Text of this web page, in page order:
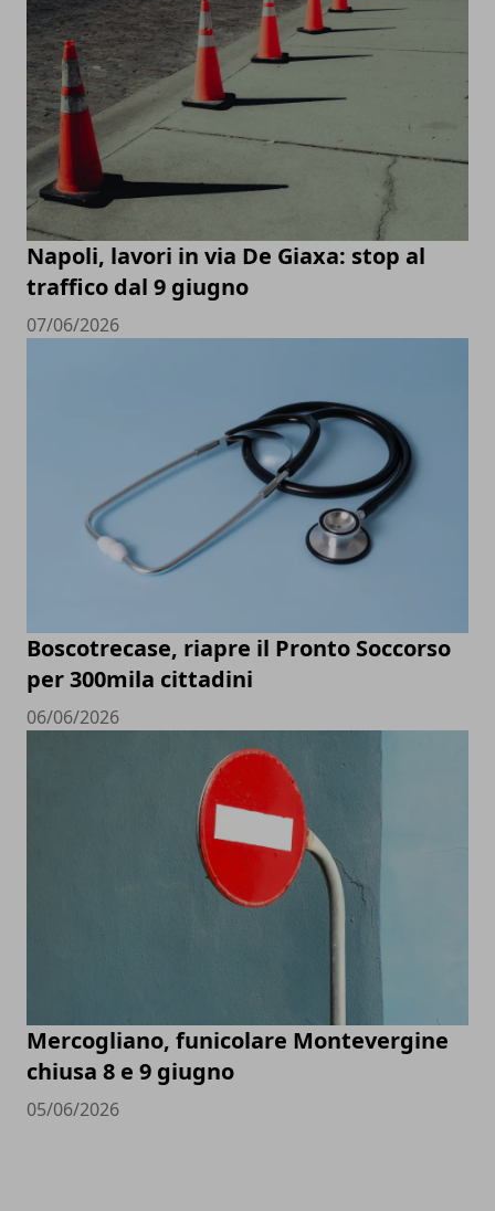
Napoli, lavori in via De Giaxa: stop al
traffico dal 9 giugno
07/06/2026
Boscotrecase, riapre il Pronto Soccorso
per 300mila cittadini
06/06/2026
Mercogliano, funicolare Montevergine
chiusa 8 e 9 giugno
05/06/2026